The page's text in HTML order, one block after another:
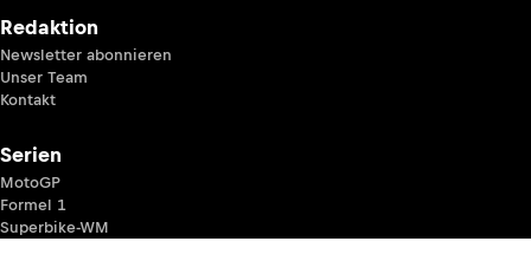
Redaktion
Newsletter abonnieren
Unser Team
Kontakt
Serien
MotoGP
Formel 1
Superbike-WM